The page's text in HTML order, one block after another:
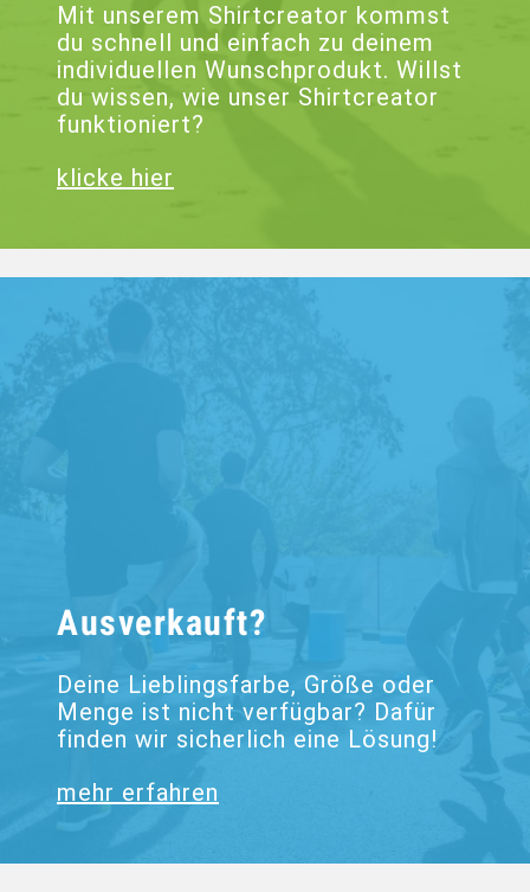
Mit unserem Shirtcreator kommst
du schnell und einfach zu deinem
individuellen Wunschprodukt. Willst
du wissen, wie unser Shirtcreator
funktioniert?
klicke hier
Ausverkauft?
Deine Lieblingsfarbe, Größe oder
Menge ist nicht verfügbar? Dafür
finden wir sicherlich eine Lösung!
mehr erfahren